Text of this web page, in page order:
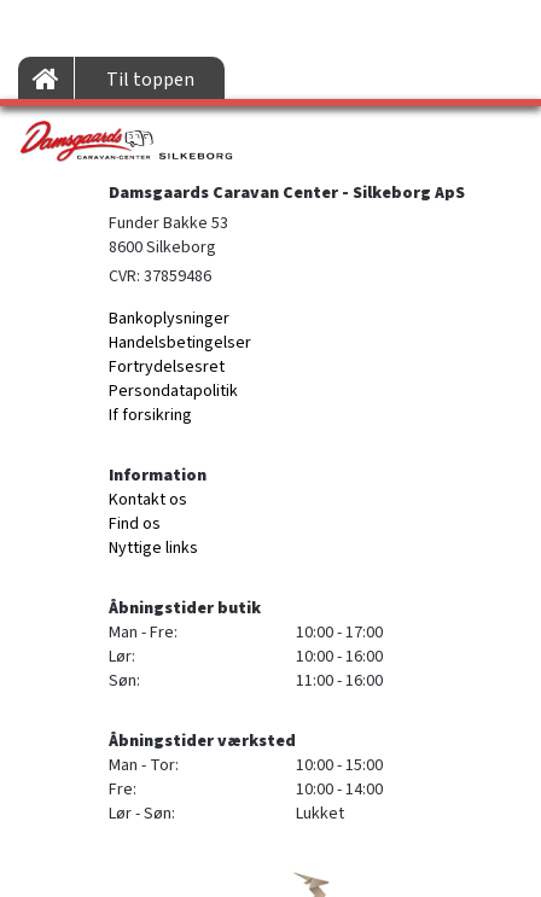
Til toppen
Damsgaards Caravan Center - Silkeborg ApS
Funder Bakke 53
8600 Silkeborg
CVR: 37859486
Bankoplysninger
Handelsbetingelser
Fortrydelsesret
Persondatapolitik
If forsikring
Information
Kontakt os
Find os
Nyttige links
Åbningstider butik
Man - Fre:
10:00 - 17:00
Lør:
10:00 - 16:00
Søn:
11:00 - 16:00
Åbningstider værksted
Man - Tor:
10:00 - 15:00
Fre:
10:00 - 14:00
Lør - Søn:
Lukket